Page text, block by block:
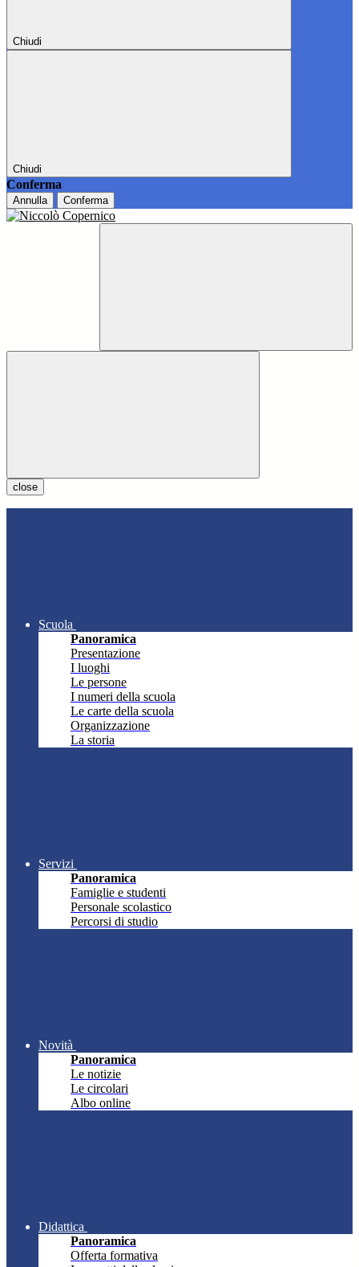
Chiudi
Chiudi
Conferma
Annulla Conferma
close
Scuola
Panoramica
Presentazione
I luoghi
Le persone
I numeri della scuola
Le carte della scuola
Organizzazione
La storia
Servizi
Panoramica
Famiglie e studenti
Personale scolastico
Percorsi di studio
Novità
Panoramica
Le notizie
Le circolari
Albo online
Didattica
Panoramica
Offerta formativa